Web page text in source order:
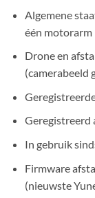
Algemene
één motorarm
Drone en
(camerabeeld
Geregistreerd
In gebruik
Firmware
(nieuwste